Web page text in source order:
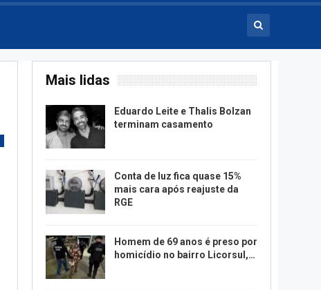
Mais lidas
Eduardo Leite e Thalis Bolzan
terminam casamento
Conta de luz fica quase 15%
mais cara após reajuste da
RGE
Homem de 69 anos é preso por
homicídio no bairro Licorsul,…